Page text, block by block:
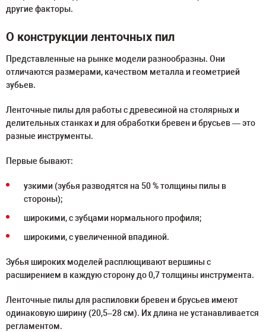
другие факторы.
О конструкции ленточных пил
Представленные на рынке модели разнообразны. Они
отличаются размерами, качеством металла и геометрией
зубьев.
Ленточные пилы для работы с древесиной на столярных и
делительных станках и для обработки бревен и брусьев — это
разные инструменты.
Первые бывают:
узкими (зубья разводятся на 50 % толщины пилы в
стороны);
широкими, с зубцами нормального профиля;
широкими, с увеличенной впадиной.
Зубья широких моделей расплющивают вершины с
расширением в каждую сторону до 0,7 толщины инструмента.
Ленточные пилы для распиловки бревен и брусьев имеют
одинаковую ширину (20,5–28 см). Их длина не устанавливается
регламентом.